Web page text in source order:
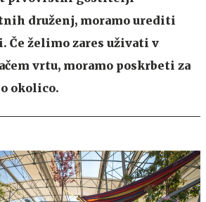
druženj, moramo urediti
Če želimo zares uživati v
vrtu, moramo poskrbeti za
okolico.